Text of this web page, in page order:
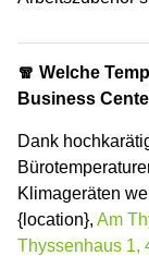
🧣 Welche
Business
Dank
Klimageräten
{location}, Am
Thyssenhaus 1,